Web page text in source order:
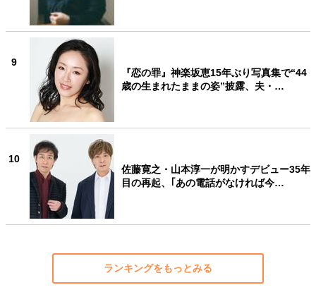
9
『恋の罪』神楽坂恵15年ぶり写真集で“44
歳の生まれたままの姿”披露、夫・…
10
佐藤寛之・山本淳一が明かすデビュー35年
目の再起、｢あの電話がなければ今…
ランキングをもっとみる